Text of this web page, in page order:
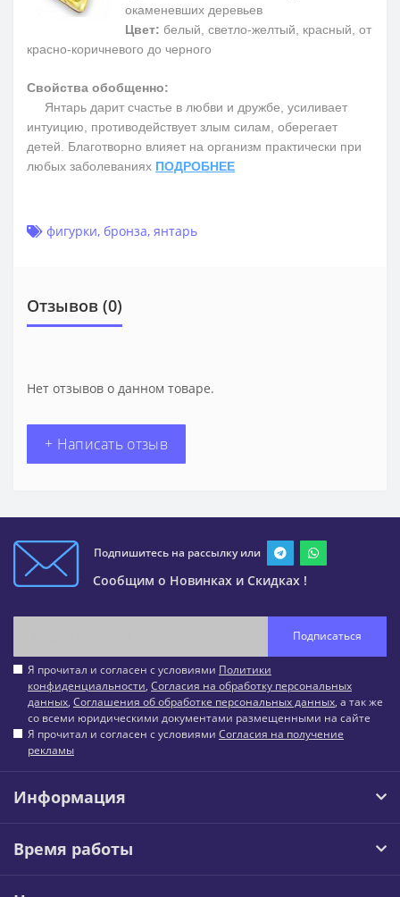
окаменевших деревьев
Цвет: белый, светло-желтый, красный, от
красно-коричневого до черного
Свойства обобщенно:
Янтарь дарит счастье в любви и дружбе, усиливает
интуицию, противодействует злым силам, оберегает
детей. Благотворно влияет на организм практически при
любых заболеваниях ПОДРОБНЕЕ
фигурки, бронза, янтарь
Отзывов (0)
Нет отзывов о данном товаре.
+ Написать отзыв
Подпишитесь на рассылку или
Сообщим о Новинках и Скидках !
Подписаться
Я прочитал и согласен с условиями Политики
конфиденциальности, Согласия на обработку персональных
данных, Соглашения об обработке персональных данных, а так же
со всеми юридическими документами размещенными на сайте
Я прочитал и согласен с условиями Согласия на получение
рекламы
Информация
Время работы